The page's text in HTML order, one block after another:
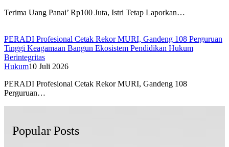
Terima Uang Panai’ Rp100 Juta, Istri Tetap Laporkan…
PERADI Profesional Cetak Rekor MURI, Gandeng 108 Perguruan
Tinggi Keagamaan Bangun Ekosistem Pendidikan Hukum
Berintegritas
Hukum10 Juli 2026
PERADI Profesional Cetak Rekor MURI, Gandeng 108
Perguruan…
Popular Posts